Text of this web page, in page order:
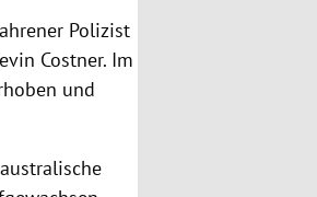
Polizist
Costner. Im
und